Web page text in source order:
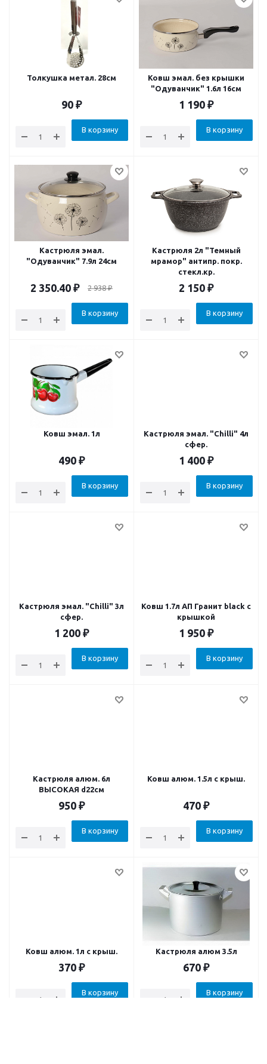
Толкушка метал. 28см
90 ₽
В корзину
Ковш эмал. без крышки
"Одуванчик" 1.6л 16см
1 190 ₽
В корзину
Кастрюля эмал.
"Одуванчик" 7.9л 24см
2 350.40 ₽ 2 938₽
В корзину
Кастрюля 2л "Темный
мрамор" антипр. покр.
стекл.кр.
2 150 ₽
В корзину
Ковш эмал. 1л
490 ₽
В корзину
Кастрюля эмал. "Chilli" 4л
сфер.
1 400 ₽
В корзину
Кастрюля эмал. "Chilli" 3л
сфер.
1 200 ₽
В корзину
Ковш 1.7л АП Гранит black c
крышкой
1 950 ₽
В корзину
Кастрюля алюм. 6л
ВЫСОКАЯ d22см
950 ₽
В корзину
Ковш алюм. 1.5л с крыш.
470 ₽
В корзину
Ковш алюм. 1л с крыш.
370 ₽
В корзину
Кастрюля алюм 3.5л
670 ₽
В корзину